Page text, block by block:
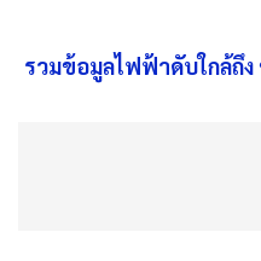
รวมข้อมูลไฟฟ้าดับใกล้ถึ